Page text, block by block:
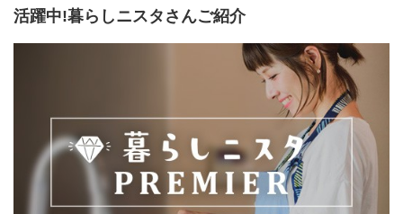
活躍中!暮らしニスタさんご紹介